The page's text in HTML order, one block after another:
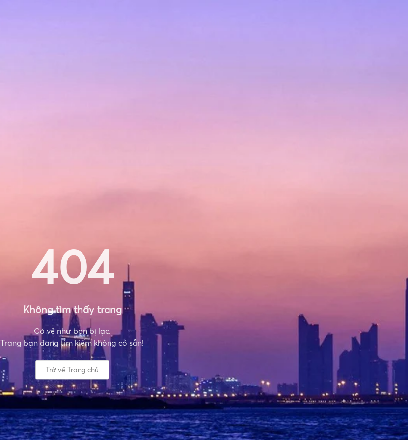
404
Không tìm thấy trang
Có vẻ như bạn bị lạc.
Trang bạn đang tìm kiếm không có sẵn!
Trở về Trang chủ